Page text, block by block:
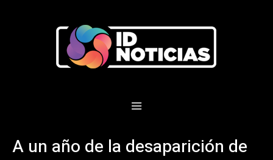
A un año de la desaparición de